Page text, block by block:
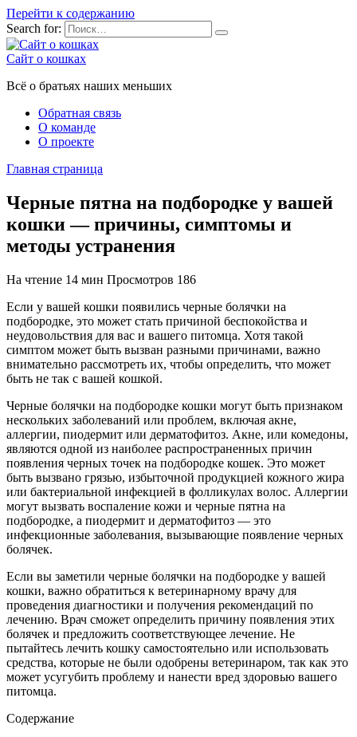
Перейти к содержанию
Search for:
Сайт о кошках
Всё о братьях наших меньших
Обратная связь
О команде
О проекте
Главная страница
Черные пятна на подбородке у вашей
кошки — причины, симптомы и
методы устранения
На чтение 14 мин Просмотров 186
Если у вашей кошки появились черные болячки на
подбородке, это может стать причиной беспокойства и
неудовольствия для вас и вашего питомца. Хотя такой
симптом может быть вызван разными причинами, важно
внимательно рассмотреть их, чтобы определить, что может
быть не так с вашей кошкой.
Черные болячки на подбородке кошки могут быть признаком
нескольких заболеваний или проблем, включая акне,
аллергии, пиодермит или дерматофитоз. Акне, или комедоны,
являются одной из наиболее распространенных причин
появления черных точек на подбородке кошек. Это может
быть вызвано грязью, избыточной продукцией кожного жира
или бактериальной инфекцией в фолликулах волос. Аллергии
могут вызвать воспаление кожи и черные пятна на
подбородке, а пиодермит и дерматофитоз — это
инфекционные заболевания, вызывающие появление черных
болячек.
Если вы заметили черные болячки на подбородке у вашей
кошки, важно обратиться к ветеринарному врачу для
проведения диагностики и получения рекомендаций по
лечению. Врач сможет определить причину появления этих
болячек и предложить соответствующее лечение. Не
пытайтесь лечить кошку самостоятельно или использовать
средства, которые не были одобрены ветеринаром, так как это
может усугубить проблему и нанести вред здоровью вашего
питомца.
Содержание